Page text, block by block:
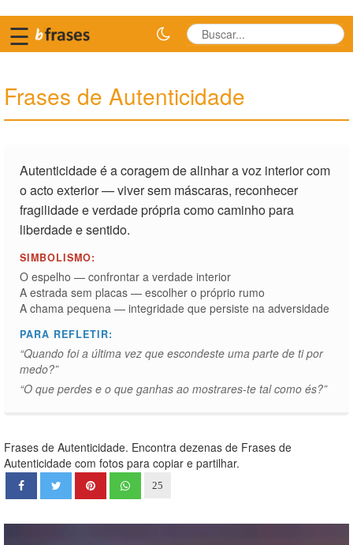
☰
Frases de Autenticidade
Autenticidade é a coragem de alinhar a voz interior com
o acto exterior — viver sem máscaras, reconhecer
fragilidade e verdade própria como caminho para
liberdade e sentido.
SIMBOLISMO:
O espelho — confrontar a verdade interior
A estrada sem placas — escolher o próprio rumo
A chama pequena — integridade que persiste na adversidade
PARA REFLETIR:
“Quando foi a última vez que escondeste uma parte de ti por
medo?”
“O que perdes e o que ganhas ao mostrares-te tal como és?”
Frases de Autenticidade. Encontra dezenas de Frases de
Autenticidade com fotos para copiar e partilhar.
25